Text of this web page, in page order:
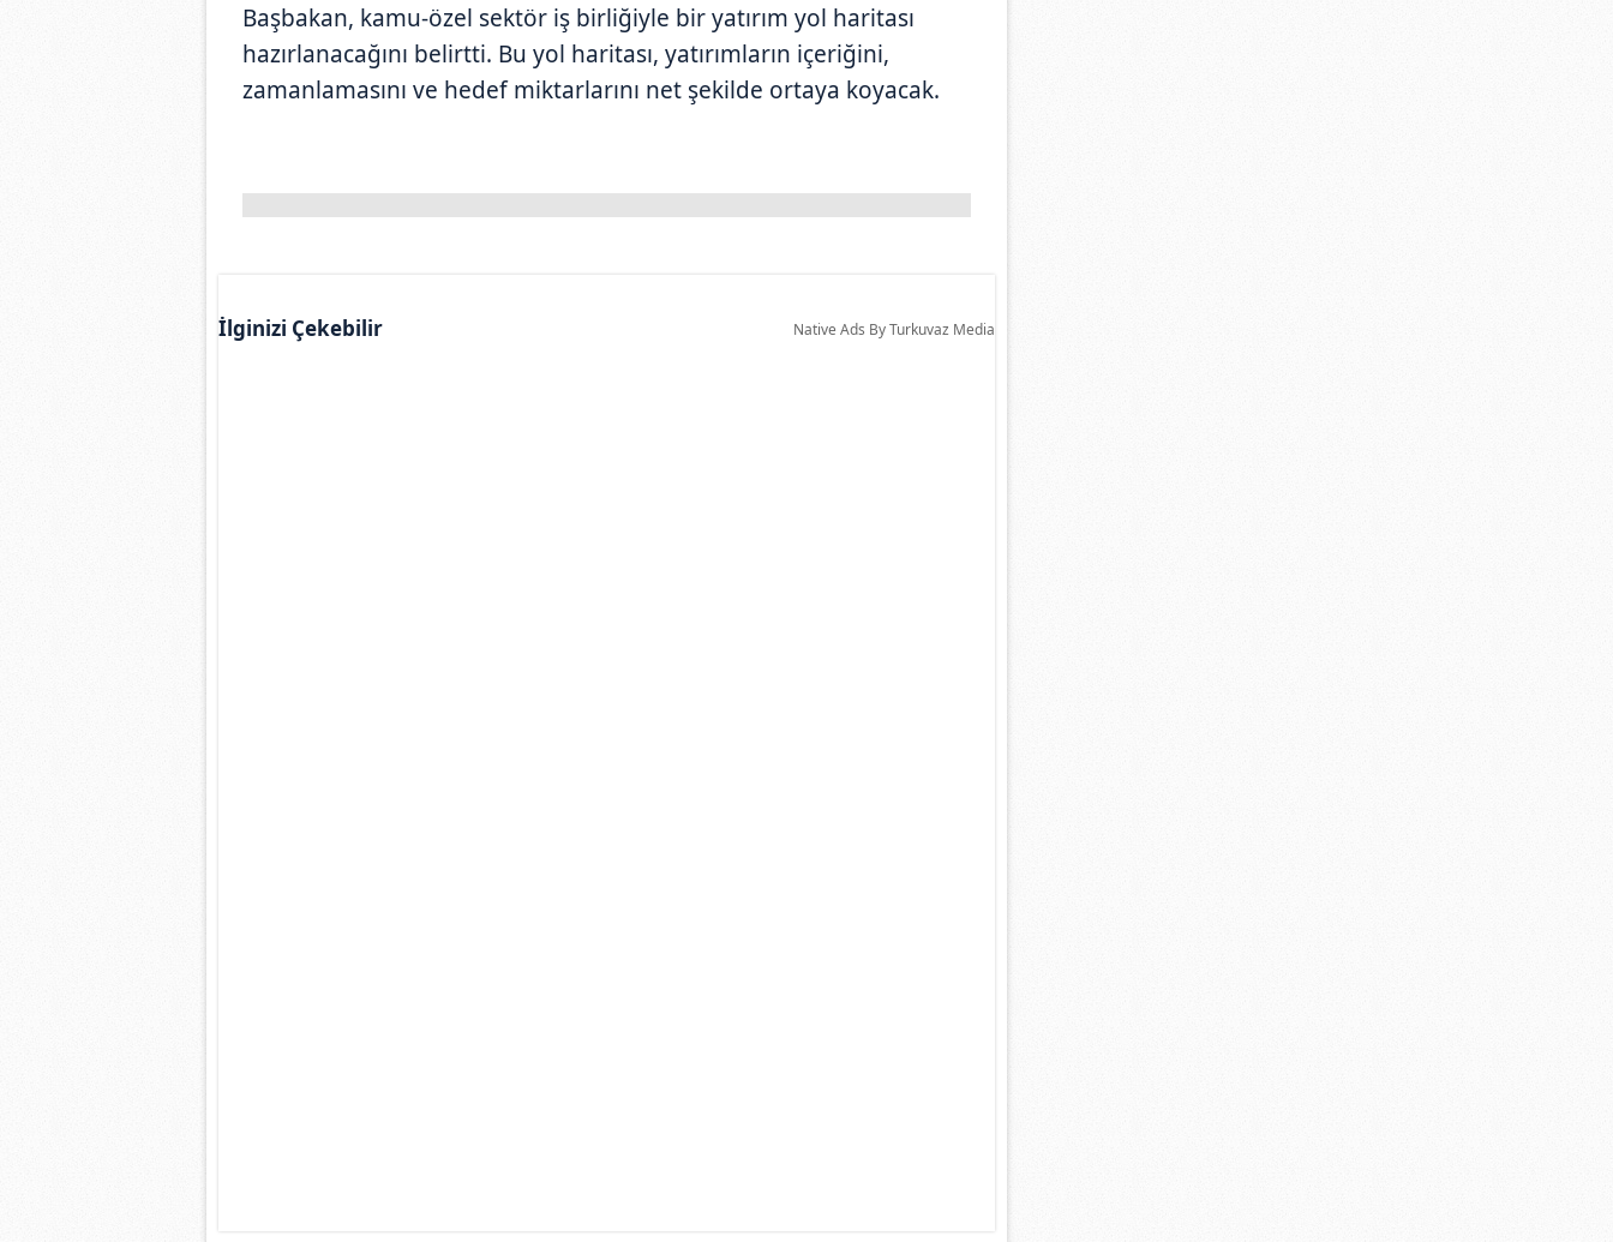
Başbakan, kamu-özel sektör iş birliğiyle bir yatırım yol haritası
hazırlanacağını belirtti. Bu yol haritası, yatırımların içeriğini,
zamanlamasını ve hedef miktarlarını net şekilde ortaya koyacak.
İlginizi Çekebilir Native Ads By Turkuvaz Media